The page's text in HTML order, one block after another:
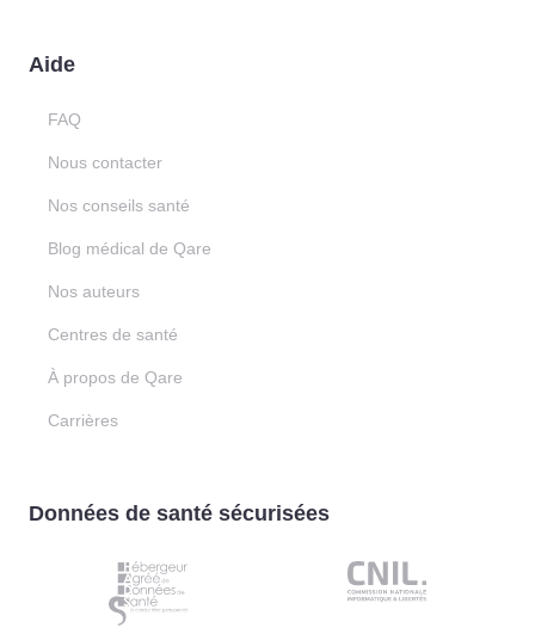
Aide
FAQ
Nous contacter
Nos conseils santé
Blog médical de Qare
Nos auteurs
Centres de santé
À propos de Qare
Carrières
Données de santé sécurisées